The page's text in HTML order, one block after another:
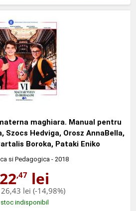
maghiara. Manual pentru
Szocs Hedviga, Orosz AnnaBella,
Boroka, Pataki Eniko
si Pedagogica - 2018
22,47 lei
26,43 lei (-14,98%)
stoc indisponibil